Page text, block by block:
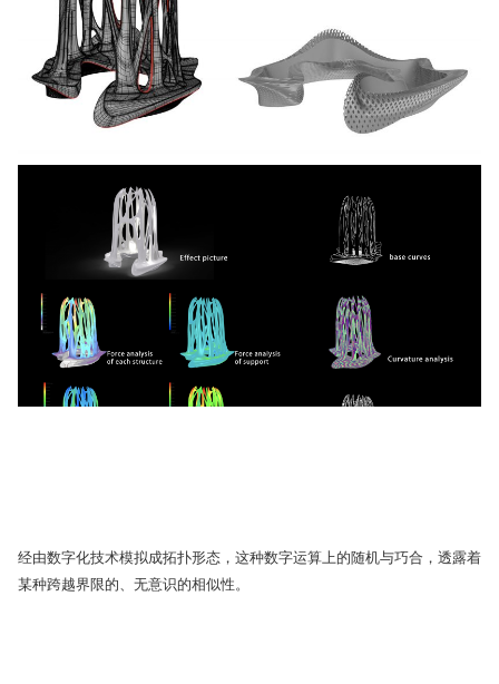
经由数字化技术模拟成拓扑形态，这种数字运算上的随机与巧合，透露着
某种跨越界限的、无意识的相似性。